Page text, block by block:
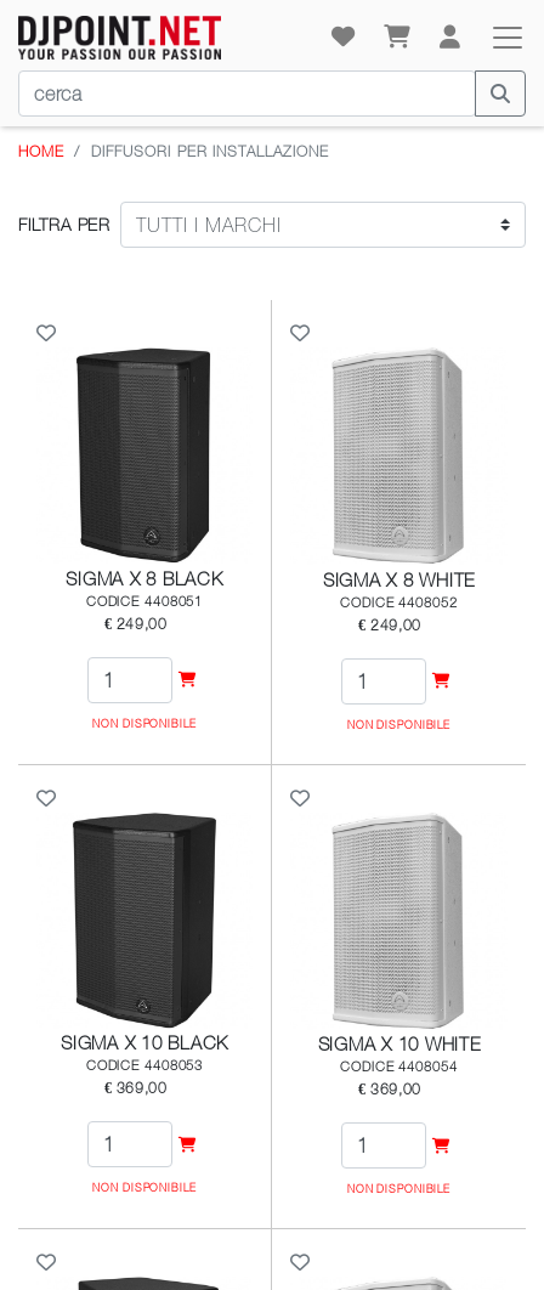
HOME DIFFUSORI PER INSTALLAZIONE
FILTRA PER
SIGMA X 8 BLACK
CODICE 4408051
€ 249,00
NON DISPONIBILE
SIGMA X 8 WHITE
CODICE 4408052
€ 249,00
NON DISPONIBILE
SIGMA X 10 BLACK
CODICE 4408053
€ 369,00
NON DISPONIBILE
SIGMA X 10 WHITE
CODICE 4408054
€ 369,00
NON DISPONIBILE